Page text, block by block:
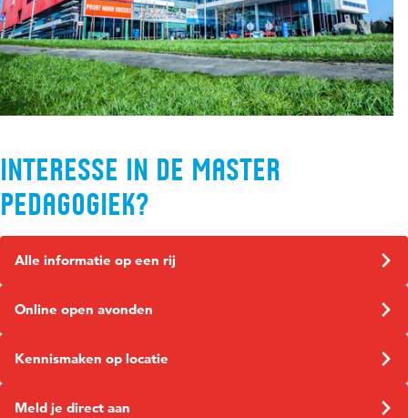
Interesse in de Master
Pedagogiek?
Alle informatie op een rij
Online open avonden
Kennismaken op locatie
Meld je direct aan